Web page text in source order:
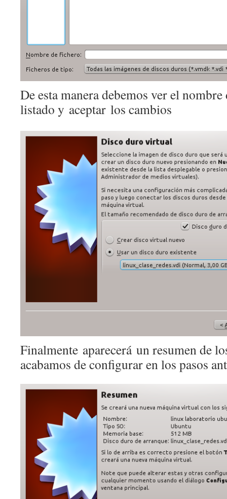
De esta manera debemos ver el
listado y aceptar los cambios
Finalmente aparecerá un resumen de
acabamos de configurar en los pasos